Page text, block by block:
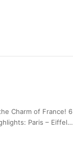
Charm of France! 6
Paris – Eiffel…